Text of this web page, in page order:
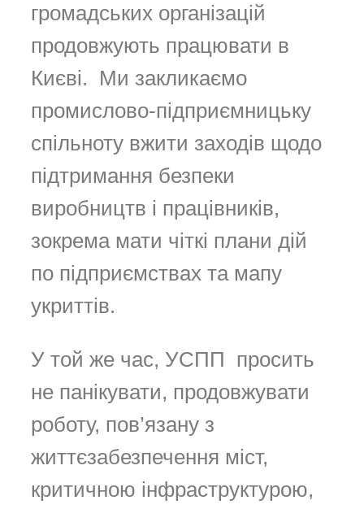
громадських організацій
продовжують працювати в
Києві. Ми закликаємо
промислово-підприємницьку
спільноту вжити заходів щодо
підтримання безпеки
виробництв і працівників,
зокрема мати чіткі плани дій
по підприємствах та мапу
укриттів.
У той же час, УСПП просить
не панікувати, продовжувати
роботу, пов’язану з
життєзабезпечення міст,
критичною інфраструктурою,